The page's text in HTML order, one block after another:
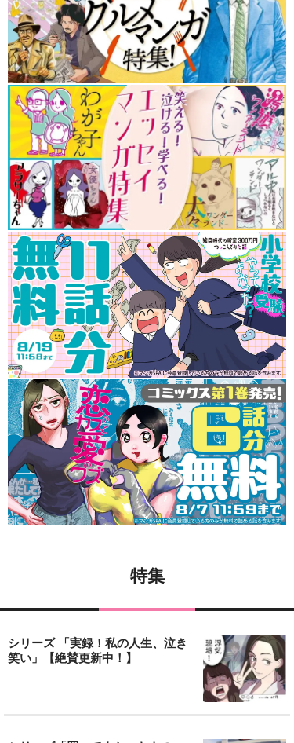
特集
シリーズ 「実録！私の人生、泣き
笑い」【絶賛更新中！】